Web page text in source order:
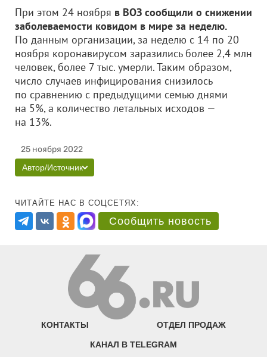
При этом 24 ноября в ВОЗ сообщили о снижении
заболеваемости ковидом в мире за неделю.
По данным организации, за неделю с 14 по 20
ноября коронавирусом заразились более 2,4 млн
человек, более 7 тыс. умерли. Таким образом,
число случаев инфицирования снизилось
по сравнению с предыдущими семью днями
на 5%, а количество летальных исходов —
на 13%.
25 ноября 2022
Автор/Источник
ЧИТАЙТЕ НАС В СОЦСЕТЯХ:
Сообщить новость
КОНТАКТЫ ОТДЕЛ ПРОДАЖ
КАНАЛ В TELEGRAM